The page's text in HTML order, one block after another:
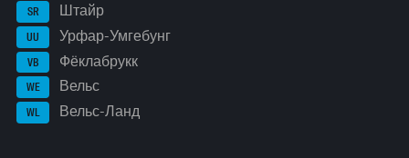
SR Штайр
UU Урфар-Умгебунг
VB Фёклабрукк
WE Вельс
WL Вельс-Ланд